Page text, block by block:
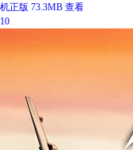
机正版 73.3MB 查看
10